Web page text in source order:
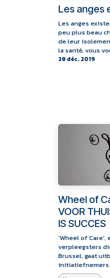
Les anges
Les anges
peu plus beau
de leur
la santé, vous
28 déc. 2019
Wheel of
VOOR
IS SUCCES
'Wheel of Care',
verpleegsters
Brussel, gaat
initiatiefnemers